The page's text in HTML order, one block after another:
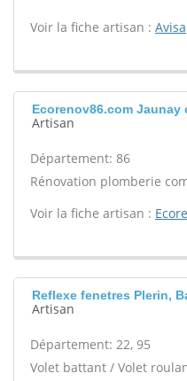
Voir la fiche artisan : Avisa
Ecorenov86.com Jaunay
Artisan
Département: 86
Rénovation plomberie
Voir la fiche artisan :
Reflexe fenetres Plerin,
Artisan
Département: 22, 95
Volet battant / Volet